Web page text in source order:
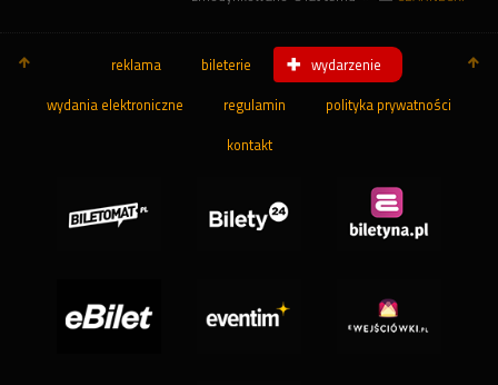
reklama bileterie wydarzenie
wydania elektroniczne regulamin polityka prywatności
kontakt